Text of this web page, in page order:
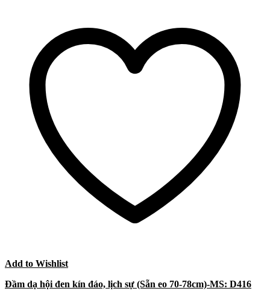
Add to Wishlist
Đầm dạ hội đen kín đáo, lịch sự (Sẵn eo 70-78cm)-MS: D416